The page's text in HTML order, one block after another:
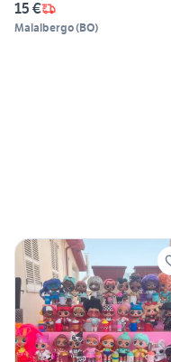
15 €
Malalbergo(BO)